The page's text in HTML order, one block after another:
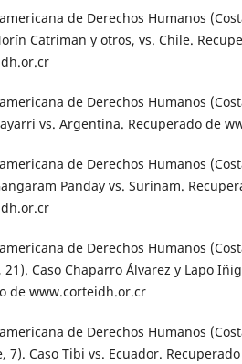
de Derechos Humanos
Catriman y otros, vs. Chile.
de Derechos Humanos
vs. Argentina. Recuperado de
de Derechos Humanos
Panday vs. Surinam.
de Derechos Humanos
Caso Chaparro Álvarez y Lapo
de www.corteidh.or.cr
de Derechos Humanos
7). Caso Tibi vs. Ecuador.